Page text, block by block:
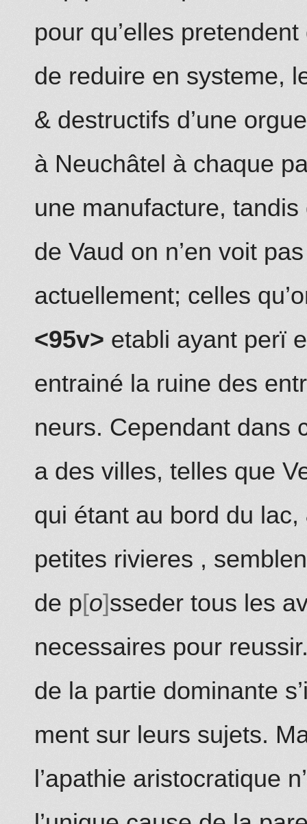
pour qu’elles
de reduire en systeme,
& destructifs d’une
à Neuchâtel à chaque
une manufacture,
de Vaud on n’en voit
actuellement; celles
<95v> etabli ayant perï
entrainé la ruine des
neurs. Cependant dans
a des villes, telles que
qui étant au bord du lac,
petites rivieres ,
de p o sseder tous les
necessaires pour
de la partie dominante
ment sur leurs sujets.
l’apathie aristocratique